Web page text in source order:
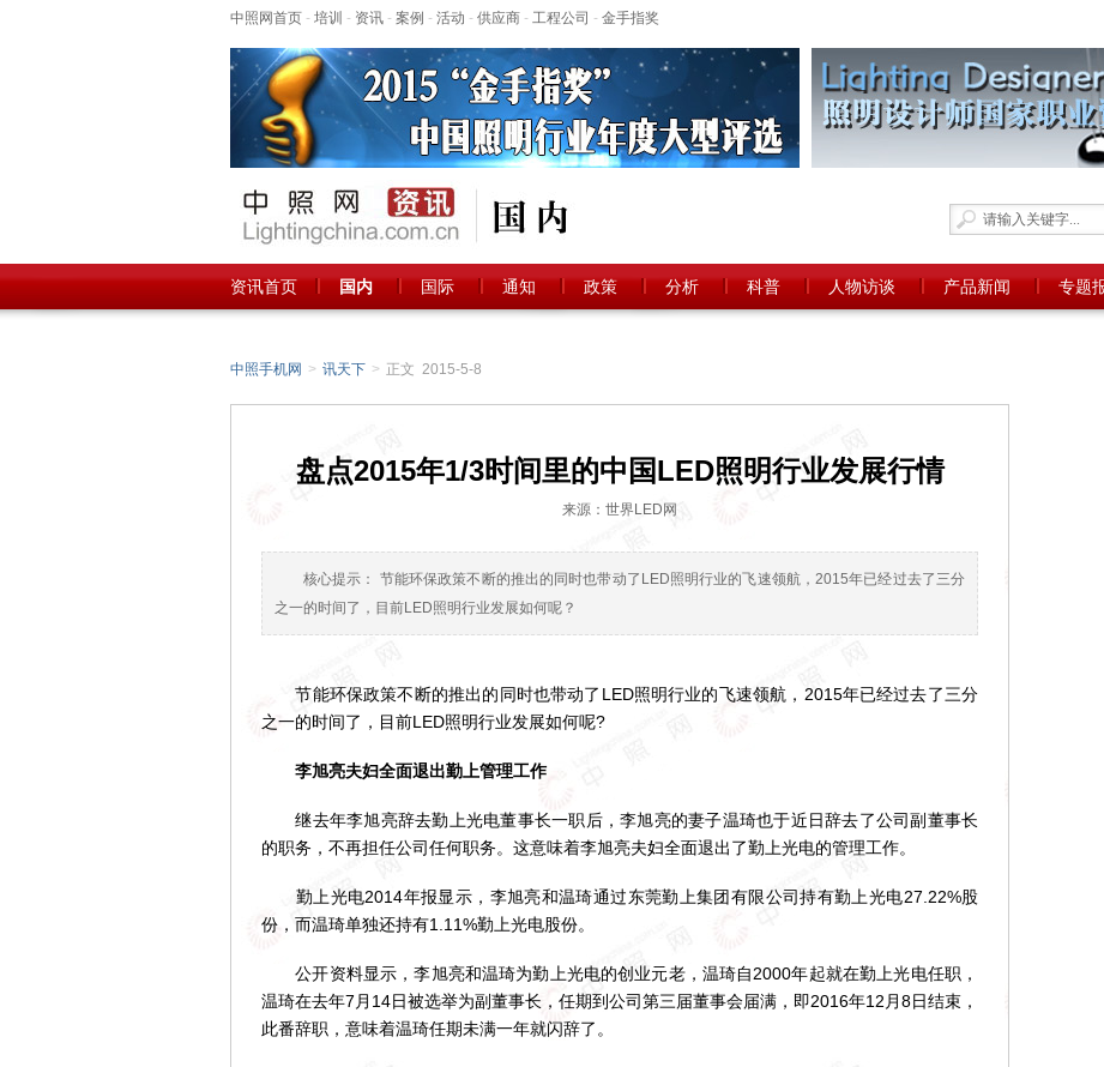
中照网首页 - 培训 - 资讯 - 案例 - 活动 - 供应商 - 工程公司 - 金手指奖
资讯首页 国内 国际 通知 政策 分析 科普 人物访谈 产品新闻 专题
中照手机网 > 讯天下 > 正文 2015-5-8
盘点2015年1/3时间里的中国LED照明行业发展行情
来源：世界LED网
核心提示： 节能环保政策不断的推出的同时也带动了LED照明行业的飞速领航，2015年已经过去了三分
之一的时间了，目前LED照明行业发展如何呢？
节能环保政策不断的推出的同时也带动了LED照明行业的飞速领航，2015年已经过去了三分
之一的时间了，目前LED照明行业发展如何呢?
李旭亮夫妇全面退出勤上管理工作
继去年李旭亮辞去勤上光电董事长一职后，李旭亮的妻子温琦也于近日辞去了公司副董事长
的职务，不再担任公司任何职务。这意味着李旭亮夫妇全面退出了勤上光电的管理工作。
勤上光电2014年报显示，李旭亮和温琦通过东莞勤上集团有限公司持有勤上光电27.22%股
份，而温琦单独还持有1.11%勤上光电股份。
公开资料显示，李旭亮和温琦为勤上光电的创业元老，温琦自2000年起就在勤上光电任职，
温琦在去年7月14日被选举为副董事长，任期到公司第三届董事会届满，即2016年12月8日结束，
此番辞职，意味着温琦任期未满一年就闪辞了。